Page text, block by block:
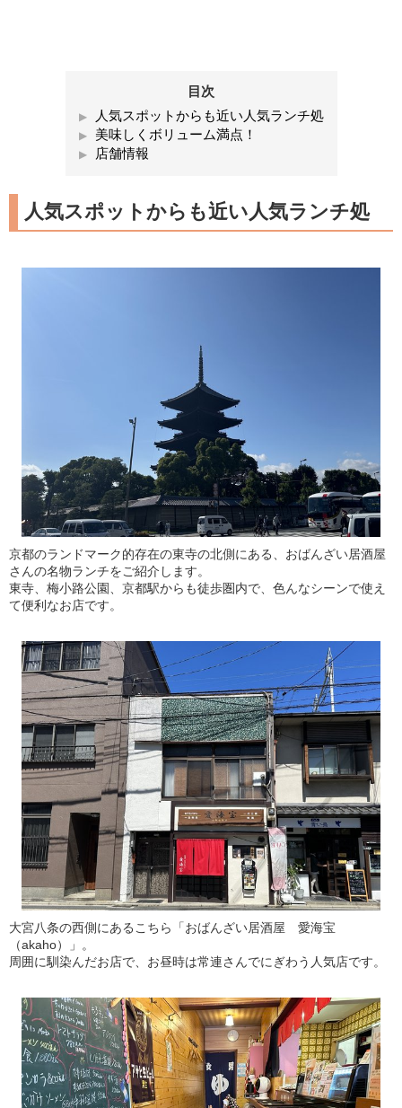
目次
人気スポットからも近い人気ランチ処
美味しくボリューム満点！
店舗情報
人気スポットからも近い人気ランチ処
京都のランドマーク的存在の東寺の北側にある、おばんざい居酒屋
さんの名物ランチをご紹介します。
東寺、梅小路公園、京都駅からも徒歩圏内で、色んなシーンで使え
て便利なお店です。
大宮八条の西側にあるこちら「おばんざい居酒屋 愛海宝
（akaho）」。
周囲に馴染んだお店で、お昼時は常連さんでにぎわう人気店です。